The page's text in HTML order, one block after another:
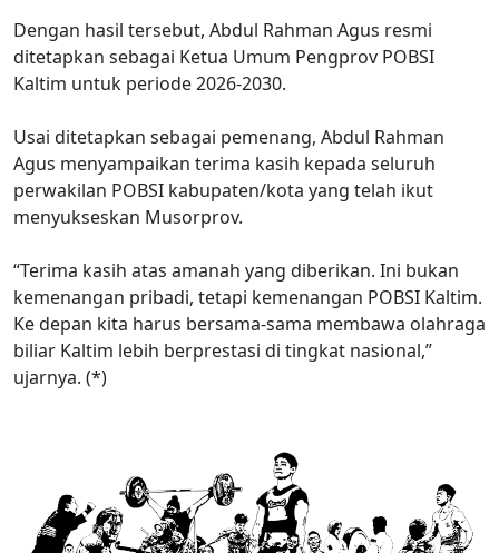
Dengan hasil tersebut, Abdul Rahman Agus resmi
ditetapkan sebagai Ketua Umum Pengprov POBSI
Kaltim untuk periode 2026-2030.
Usai ditetapkan sebagai pemenang, Abdul Rahman
Agus menyampaikan terima kasih kepada seluruh
perwakilan POBSI kabupaten/kota yang telah ikut
menyukseskan Musorprov.
“Terima kasih atas amanah yang diberikan. Ini bukan
kemenangan pribadi, tetapi kemenangan POBSI Kaltim.
Ke depan kita harus bersama-sama membawa olahraga
biliar Kaltim lebih berprestasi di tingkat nasional,”
ujarnya. (*)